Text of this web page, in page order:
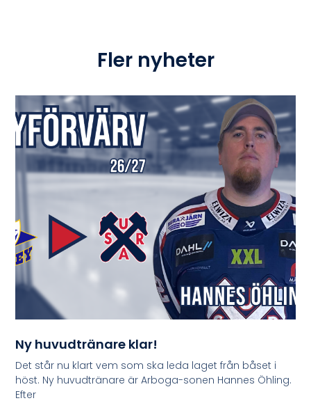
Fler nyheter
Ny huvudtränare klar!
Det står nu klart vem som ska leda laget från båset i
höst. Ny huvudtränare är Arboga-sonen Hannes Öhling.
Efter